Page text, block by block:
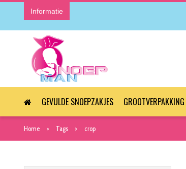
Informatie
GEVULDE SNOEPZAKJES GROOTVERPAKKING
Home Tags crop